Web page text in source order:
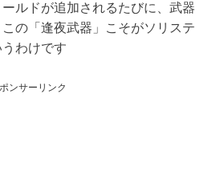
ルドが追加されるたびに、武器
の「逢夜武器」こそがソリステ
わけです
ンサーリンク